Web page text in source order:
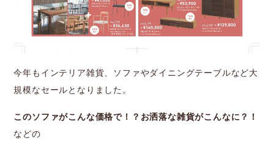
今年もインテリア雑貨、ソファやダイニングテーブルなど大
規模なセールとなりました。
このソファがこんな価格で！？お洒落な雑貨がこんなに？！
などの